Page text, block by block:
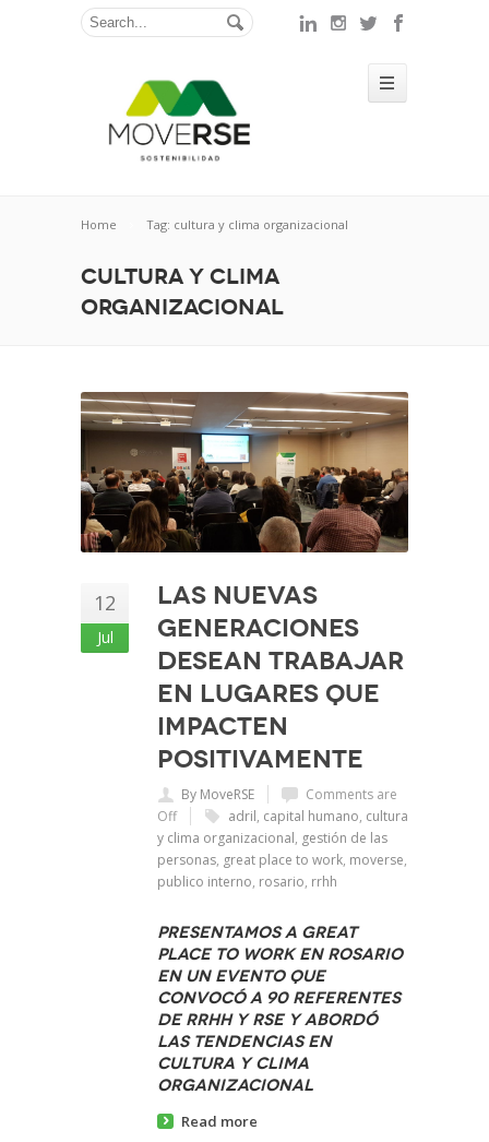
Home Tag: cultura y clima organizacional
cultura y clima
organizacional
12
Jul
Las nuevas
generaciones
desean trabajar
en lugares que
impacten
positivamente
By MoveRSE
Comments are
Off
adril, capital humano, cultura
y clima organizacional, gestión de las
personas, great place to work, moverse,
publico interno, rosario, rrhh
Presentamos a Great
Place to work en Rosario
en un evento que
convocó a 90 referentes
de RRHH y RSE y abordó
las tendencias en
cultura y clima
organizacional
Read more